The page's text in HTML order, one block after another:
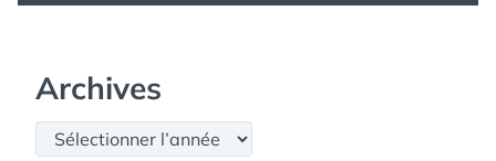
Archives
Archives